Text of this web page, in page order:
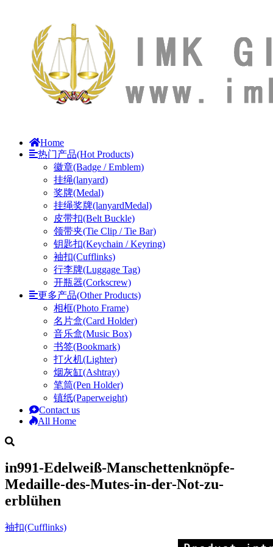
Home
热门产品(Hot Products)
徽章(Badge / Emblem)
挂绳(lanyard)
奖牌(Medal)
挂绳奖牌(lanyardMedal)
皮带扣(Belt Buckle)
领带夹(Tie Clip / Tie Bar)
钥匙扣(Keychain / Keyring)
袖扣(Cufflinks)
行李牌(Luggage Tag)
开瓶器(Corkscrew)
更多产品(Other Products)
相框(Photo Frame)
名片盒(Card Holder)
音乐盒(Music Box)
书签(Bookmark)
打火机(Lighter)
烟灰缸(Ashtray)
笔筒(Pen Holder)
镇纸(Paperweight)
Contact us
All Home
in991-Edelweiß-Manschettenknöpfe-
Medaille-des-Mutes-in-der-Not-zu-
erblühen
袖扣(Cufflinks)